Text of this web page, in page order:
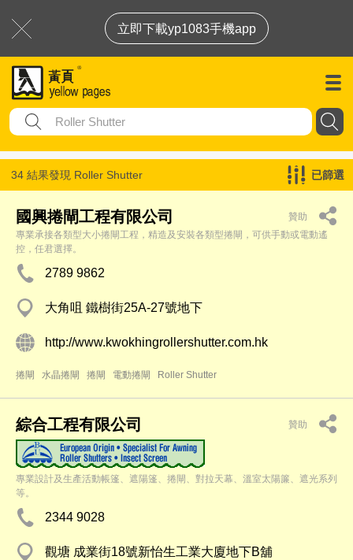
立即下載yp1083手機app
34 結果發現 Roller Shutter 已篩選
國興捲閘工程有限公司
贊助
專業承接各類型大小捲閘工程，精造及安裝各類型捲閘，可供手動或電動遙
控，任君選擇。
2789 9862
大角咀 鐵樹街25A-27號地下
http://www.kwokhingrollershutter.com.hk
捲閘 水晶捲閘 捲閘 電動捲閘 Roller Shutter
綜合工程有限公司 贊助
專業設計及生產活動帳篷、遮陽篷、捲閘、對拉天幕、溫室太陽簾、遮光系列
等。
2344 9028
觀塘 成業街18號新怡生工業大廈地下B舖